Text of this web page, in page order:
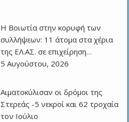
Η Βοιωτία στην κορυφή των
συλλήψεων: 11 άτομα στα χέρια
της ΕΛ.ΑΣ. σε επιχείρηση…
5 Αυγούστου, 2026
Αιματοκύλισαν οι δρόμοι της
Στερεάς -5 νεκροί και 62 τροχαία
τον Ιούλιο